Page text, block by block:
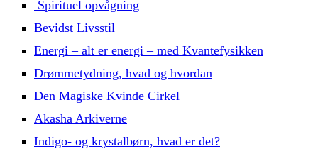
Spirituel opvågning
Bevidst Livsstil
Energi – alt er energi – med Kvantefysikken
Drømmetydning, hvad og hvordan
Den Magiske Kvinde Cirkel
Akasha Arkiverne
Indigo- og krystalbørn, hvad er det?